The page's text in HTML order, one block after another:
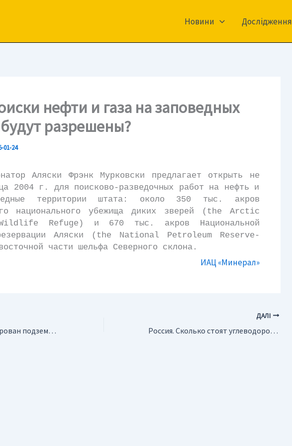
Новини Дослідження
нефти и газа на заповедных
разрешены?
01-24
Аляски Фрэнк Мурковски предлагает открыть не
2004 г. для поисково-разведочных работ на нефть и
территории штата: около 350 тыс. акров
национального убежища диких зверей (the Arctic
Refuge) и 670 тыс. акров Национальной
Аляски (the National Petroleum Reserve-
части шельфа Северного склона.
ИАЦ «Минерал»
Египет. Зарегистрирован подземный толчок в 7,2 балла
ДАЛІ
Россия. Сколько стоят углеводородные запасы “Газпрома”?